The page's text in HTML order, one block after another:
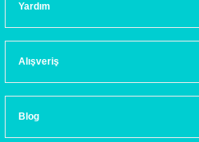
Yardım
Alışveriş
Blog